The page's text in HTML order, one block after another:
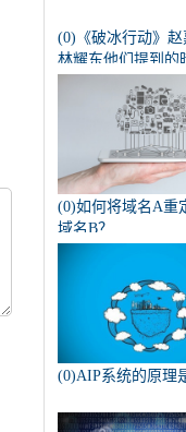
(0)《破冰行动》赵
林耀东他们提到的
(0)如何将域名A重
域名B？
(0)AIP系统的原理